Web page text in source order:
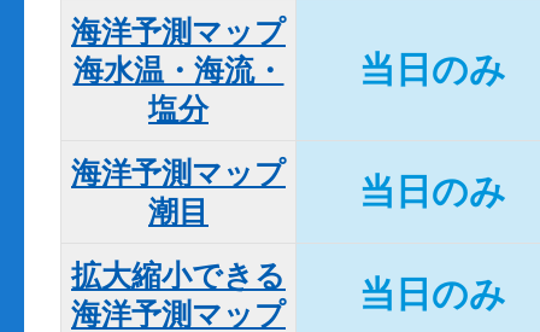
海洋予測マップ
海水温・海流・
塩分
当日のみ
海洋予測マップ
潮目
当日のみ
拡大縮小できる
海洋予測マップ
当日のみ